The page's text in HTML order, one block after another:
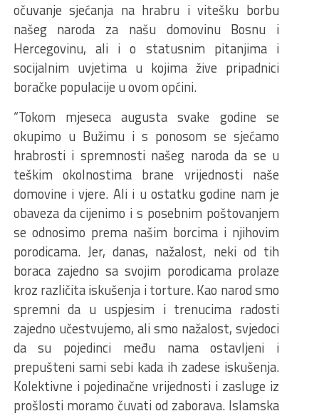
očuvanje sjećanja na hrabru i vitešku borbu
našeg naroda za našu domovinu Bosnu i
Hercegovinu, ali i o statusnim pitanjima i
socijalnim uvjetima u kojima žive pripadnici
boračke populacije u ovom općini.
“Tokom mjeseca augusta svake godine se
okupimo u Bužimu i s ponosom se sjećamo
hrabrosti i spremnosti našeg naroda da se u
teškim okolnostima brane vrijednosti naše
domovine i vjere. Ali i u ostatku godine nam je
obaveza da cijenimo i s posebnim poštovanjem
se odnosimo prema našim borcima i njihovim
porodicama. Jer, danas, nažalost, neki od tih
boraca zajedno sa svojim porodicama prolaze
kroz različita iskušenja i torture. Kao narod smo
spremni da u uspjesim i trenucima radosti
zajedno učestvujemo, ali smo nažalost, svjedoci
da su pojedinci među nama ostavljeni i
prepušteni sami sebi kada ih zadese iskušenja.
Kolektivne i pojedinačne vrijednosti i zasluge iz
prošlosti moramo čuvati od zaborava. Islamska